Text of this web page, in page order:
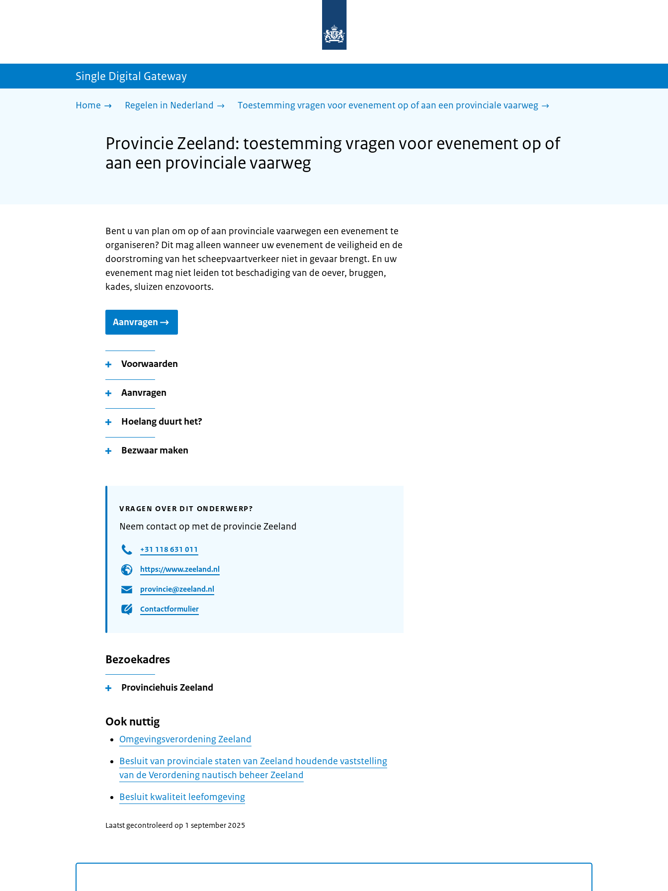
homepage
sdg.rijksoverheid.nl
Single Digital Gateway
Home Regelen in Nederland Toestemming vragen voor evenement op of aan een provinciale vaarweg
Provincie Zeeland: toestemming vragen voor evenement op of
aan een provinciale vaarweg
Bent u van plan om op of aan provinciale vaarwegen een evenement te
organiseren? Dit mag alleen wanneer uw evenement de veiligheid en de
doorstroming van het scheepvaartverkeer niet in gevaar brengt. En uw
evenement mag niet leiden tot beschadiging van de oever, bruggen,
kades, sluizen enzovoorts.
Aanvragen
Voorwaarden
Aanvragen
Hoelang duurt het?
Bezwaar maken
VRAGEN OVER DIT ONDERWERP?
Neem contact op met de provincie Zeeland
+31 118 631 011
https://www.zeeland.nl
provincie@zeeland.nl
Contactformulier
Bezoekadres
Provinciehuis Zeeland
Ook nuttig
Omgevingsverordening Zeeland
Besluit van provinciale staten van Zeeland houdende vaststelling
van de Verordening nautisch beheer Zeeland
Besluit kwaliteit leefomgeving
Laatst gecontroleerd op 1 september 2025